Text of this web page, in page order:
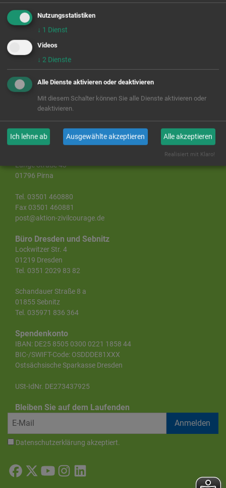
Engagementberaterin
c.weichelt@aktion-
zivilcourage.de
s.reissig@aktion-
Anfrage
Landesgeschäftsstelle Sachsen
Lange Straße 43
01796 Pirna
Tel. 03501 460880
Fax 03501 460881
post@aktion-zivilcourage.de
Büro Dresden und Sebnitz
Lockwitzer Str. 4
01219 Dresden
Tel. 0351 2029 83 82
Schandauer Straße 8 a
01855 Sebnitz
Tel. 035971 836 364
Spendenkonto
IBAN: DE25 8505 0300 0221 1858 44
BIC-/SWIFT-Code: OSDDDE81XXX
Ostsächsische Sparkasse Dresden
USt-IdNr. DE273437925
Bleiben Sie auf dem Laufenden
Datenschutzerklärung akzeptiert.
Nutzungsstatistiken
↓ 1 Dienst
Videos
↓ 2 Dienste
Alle Dienste aktivieren oder deaktivieren
Mit diesem Schalter können Sie alle Dienste aktivieren oder
deaktivieren.
Ich lehne ab Ausgewählte akzeptieren Alle akzeptieren
Realisiert mit Klaro!